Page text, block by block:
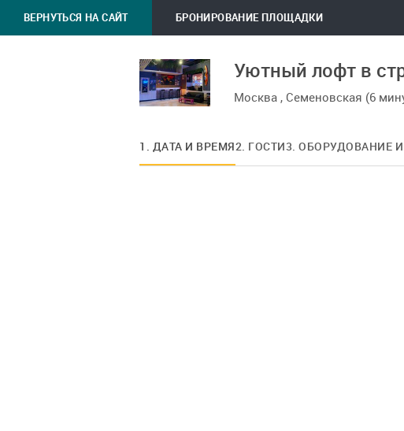
ВЕРНУТЬСЯ НА САЙТ БРОНИРОВАНИЕ ПЛОЩАДКИ
Уютный лофт в
Москва , Семеновская (6
1. ДАТА И ВРЕМЯ2. ГОСТИ3. ОБОРУДОВАНИЕ